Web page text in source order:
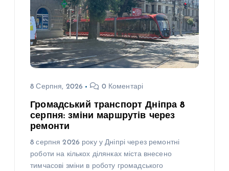
8 Серпня, 2026 0 Коментарі
Громадський транспорт Дніпра 8
серпня: зміни маршрутів через
ремонти
8 серпня 2026 року у Дніпрі через ремонтні
роботи на кількох ділянках міста внесено
тимчасові зміни в роботу громадського